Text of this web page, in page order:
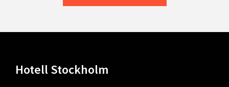
Footer
Hotell Stockholm